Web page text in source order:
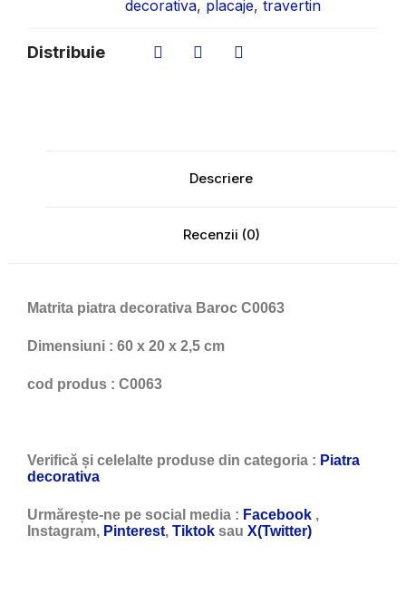
decorativa, placaje, travertin
Distribuie
Descriere
Recenzii (0)
Matrita piatra decorativa Baroc C0063
Dimensiuni : 60 x 20 x 2,5 cm
cod produs : C0063
Verifică și celelalte produse din categoria : Piatra
decorativa
Urmărește-ne pe social media : Facebook ,
Instagram, Pinterest, Tiktok sau X(Twitter)